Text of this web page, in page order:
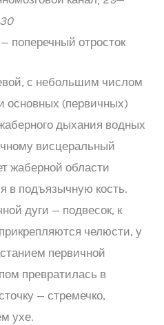
30
поперечный отросток
с небольшим числом
основных (первичных)
дыхания водных
висцеральный
жаберной области
в подъязычную кость.
дуги — подвесок, к
челюсти, у
первичной
превратилась в
— стремечко,
ухе.